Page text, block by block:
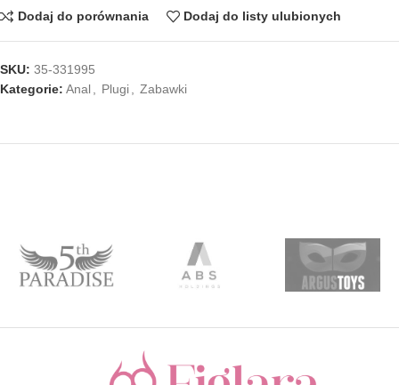
Dodaj do porównania Dodaj do listy ulubionych
SKU: 35-331995
Kategorie: Anal Plugi Zabawki